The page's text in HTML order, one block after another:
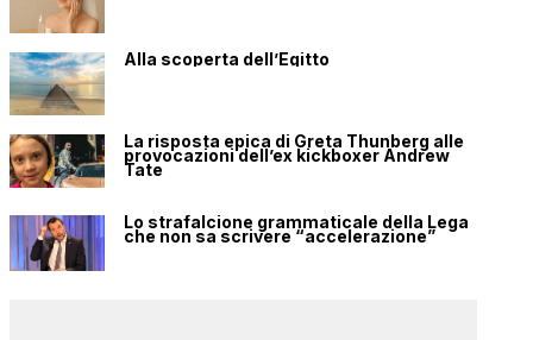
Alla scoperta dell’Egitto
La risposta epica di Greta Thunberg alle
provocazioni dell’ex kickboxer Andrew
Tate
Lo strafalcione grammaticale della Lega
che non sa scrivere “accelerazione”